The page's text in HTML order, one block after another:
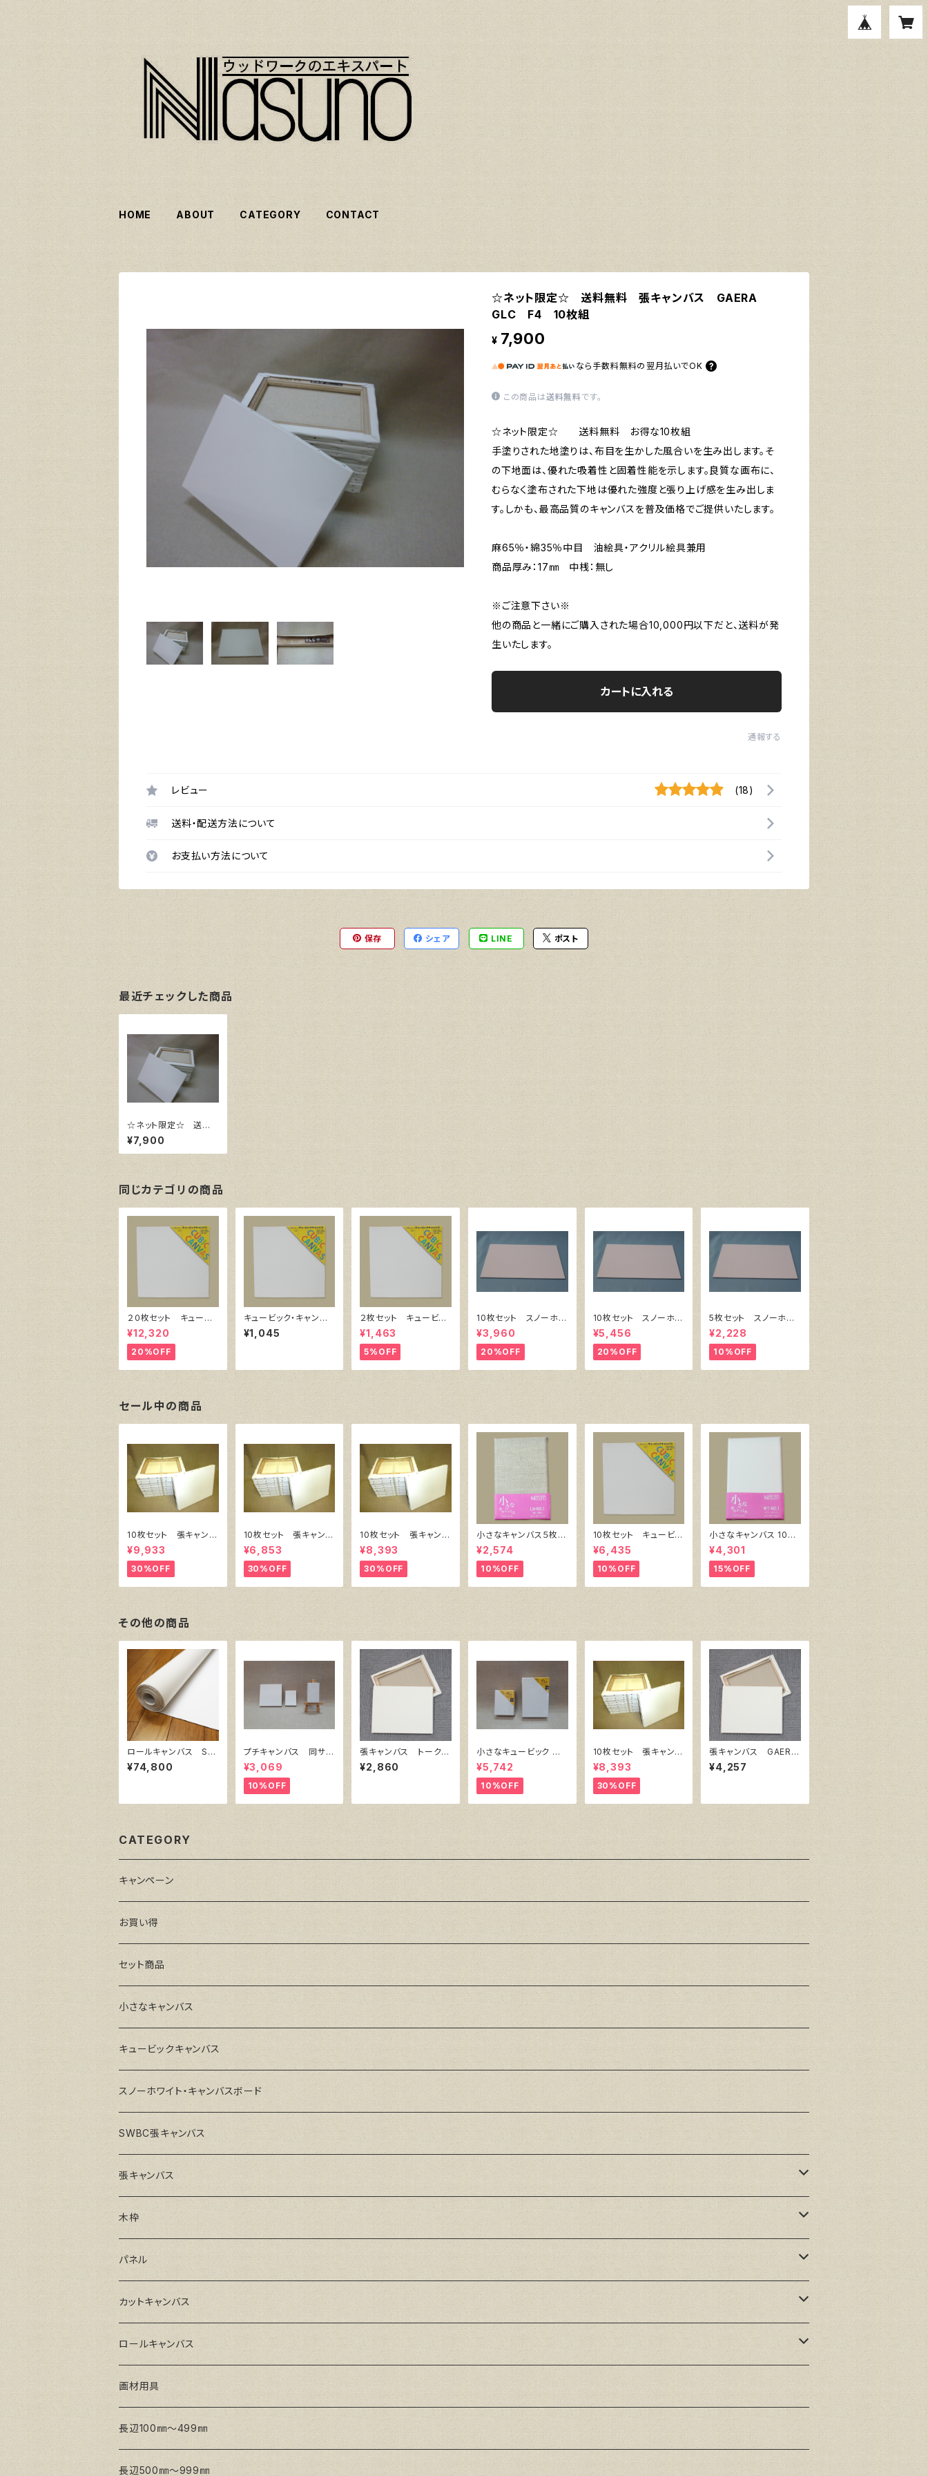
HOME ABOUT CATEGORY CONTACT
☆ネット限定☆ 送料無料 張キャンバス GAERA
GLC F4 10枚組
¥ 7,900
なら 手数料無料の 翌月払いでOK
この商品は送料無料です。
☆ネット限定☆ 送料無料 お得な10枚組
手塗りされた地塗りは、布目を生かした風合いを生み出します。そ
の下地面は、優れた吸着性と固着性能を示します。良質な画布に、
むらなく塗布された下地は優れた強度と張り上げ感を生み出しま
す。しかも、最高品質のキャンバスを普及価格でご提供いたします。
麻65％・綿35％中目 油絵具・アクリル絵具兼用
商品厚み：17㎜ 中桟：無し
※ご注意下さい※
他の商品と一緒にご購入された場合10,000円以下だと、送料が発
生いたします。
カートに入れる
通報する
レビュー (18)
送料・配送方法について
お支払い方法について
保存 シェア LINE ポスト
最近チェックした商品
☆ネット限定☆ 送料
無料 張キャンバス G
AERA GLC F4 10
枚組
¥7,900
同じカテゴリの商品
２０枚セット キュービ
ック・キャンバス白（縦2
00㎜×横200㎜×厚38
㎜）
¥12,320
20%OFF
キュービック・キャンバ
ス白（縦300㎜×横300
㎜×厚38㎜）
¥1,045
２枚セット キュービッ
ク・キャンバス白（縦20
0㎜×横200㎜×厚38
㎜）
¥1,463
5%OFF
10枚セット スノーホワ
イト・キャンバスボー
ド F4 サイズ 333
㎜x242㎜
¥3,960
20%OFF
10枚セット スノーホワ
イト・キャンバスボー
ド F6 サイズ 410
㎜x318㎜
¥5,456
20%OFF
5枚セット スノーホワ
イト・キャンバスボー
ド F4 サイズ 333
㎜x242㎜
¥2,228
10%OFF
セール中の商品
10枚セット 張キャンバ
ス SnowWhite SPC
（綿・ポリエステル）F8
455㎜×380㎜
¥9,933
30%OFF
10枚セット 張キャンバ
ス SnowWhite SPC
（綿・ポリエステル）F4
333㎜×242㎜
¥6,853
30%OFF
10枚セット 張キャンバ
ス SnowWhite SPC
（綿・ポリエステル）F6
410㎜×318㎜
¥8,393
30%OFF
小さなキャンバス５枚セ
ット（麻キャンバス裏面
張り）
¥2,574
10%OFF
10枚セット キュービッ
ク・キャンバス白（縦150
㎜×横150㎜×厚38㎜）
¥6,435
10%OFF
小さなキャンバス 10枚
セット（ホワイト塗りキャ
ンバス張り）
¥4,301
15%OFF
その他の商品
ロールキャンバス Sn
ow White SPC 206
㎝巾×10m巻
¥74,800
プチキャンバス 同サイ
ズ10枚セット
¥3,069
10%OFF
張キャンバス トーク
ロ イエロー 10号
¥2,860
小さなキュービック 同
サイズ10個組
¥5,742
10%OFF
10枚セット 張キャンバ
ス SnowWhite SPC
（綿・ポリエステル）F6
410㎜×318㎜
¥8,393
30%OFF
張キャンバス GAERA
F 15号
¥4,257
CATEGORY
キャンペーン
お買い得
セット商品
小さなキャンバス
キュービックキャンバス
スノーホワイト・キャンバスボード
SWBC張キャンバス
張キャンバス
GAERA F(中細目)
GAERA BA(中荒目)
GAERA GLC(中目)
トークロ イエロー(中目)
トークロ 赤SP(中目)
Snow White SPC(中目)
木枠
ルーブル米杉木枠
Paulo木枠
パネル
ラワンパネル
シナパネル
カットキャンバス
GAERA F(中細目)
GAERA BA(中荒目)
Snow White SPC(中目)
Snow White SLA(中目)
ロールキャンバス
GAERA F(中細目) / BA(中荒目)
Snow White SLA(中目)
Snow White SLH(中太目)
画材用具
長辺100㎜～499㎜
長辺500㎜～999㎜